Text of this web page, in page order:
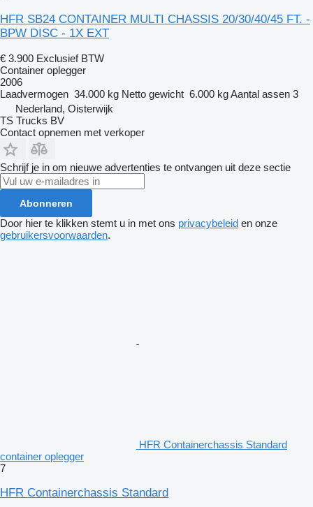
HFR SB24 CONTAINER MULTI CHASSIS 20/30/40/45 FT. -
BPW DISC - 1X EXT
€ 3.900 Exclusief BTW
Container oplegger
2006
Laadvermogen 34.000 kg Netto gewicht 6.000 kgAantal assen 3
Nederland, Oisterwijk
TS Trucks BV
Contact opnemen met verkoper
Schrijf je in om nieuwe advertenties te ontvangen uit deze sectie
Abonneren
Door hier te klikken stemt u in met ons privacybeleid en onze
gebruikersvoorwaarden.
HFR Containerchassis Standard
container oplegger
7
HFR Containerchassis Standard